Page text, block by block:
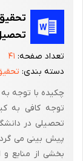
است لذا اهمیت
مدعای این
می توان گفت
بسیار زیانبار است .
جوامع معاصر
بهداشت
تعداد صفحه: ۴۱
دسته بندی:
چکیده با توجه
توجه کافی به
تحصیلی در
پیش بینی می
بخشی از منابع و